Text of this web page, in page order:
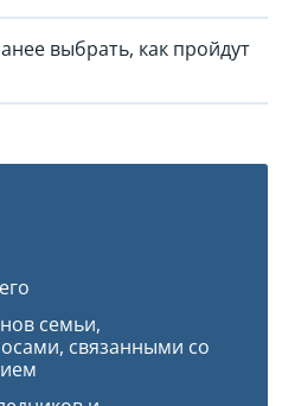
выбрать, как пройдут
семьи,
связанными со